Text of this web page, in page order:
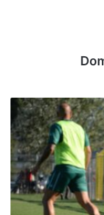
Avellino:
questo
pomeriggio
si
riprende
a
lavorare